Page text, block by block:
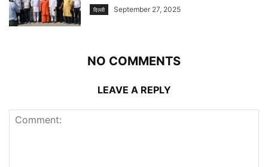
दिल्ली September 27, 2025
NO COMMENTS
LEAVE A REPLY